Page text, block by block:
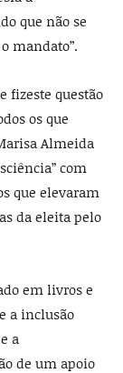
que não se
mandato”.
fizeste questão
os que
Almeida
com
que elevaram
da eleita pelo
em livros e
a inclusão
a
de um apoio